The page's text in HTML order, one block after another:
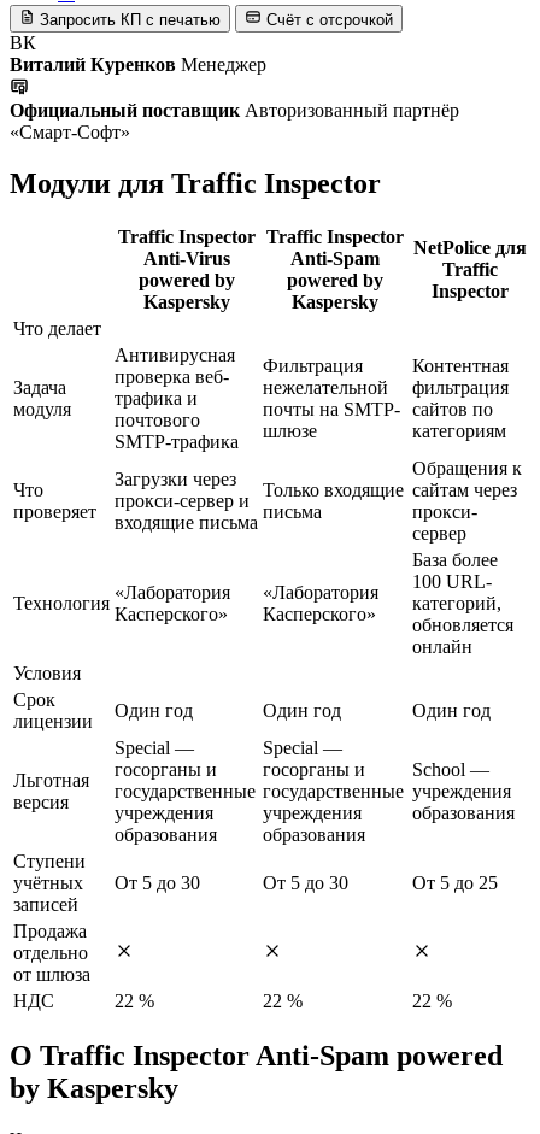
Запросить КП с печатью Счёт с отсрочкой
ВК
Виталий Куренков Менеджер
Официальный поставщик Авторизованный партнёр
«Смарт-Софт»
Модули для Traffic Inspector
Traffic Inspector
Anti-Virus
powered by
Kaspersky
Traffic Inspector
Anti-Spam
powered by
Kaspersky
NetPolice для
Traffic
Inspector
Что делает
Задача
модуля
Антивирусная
проверка веб-
трафика и
почтового
SMTP-трафика
Фильтрация
нежелательной
почты на SMTP-
шлюзе
Контентная
фильтрация
сайтов по
категориям
Что
проверяет
Загрузки через
прокси-сервер и
входящие письма
Только входящие
письма
Обращения к
сайтам через
прокси-
сервер
Технология
«Лаборатория
Касперского»
«Лаборатория
Касперского»
База более
100 URL-
категорий,
обновляется
онлайн
Условия
Срок
лицензии
Один год Один год Один год
Льготная
версия
Special —
госорганы и
государственные
учреждения
образования
Special —
госорганы и
государственные
учреждения
образования
School —
учреждения
образования
Ступени
учётных
записей
От 5 до 30 От 5 до 30 От 5 до 25
Продажа
отдельно
от шлюза
НДС
22 % 22 % 22 %
О Traffic Inspector Anti-Spam powered
by Kaspersky